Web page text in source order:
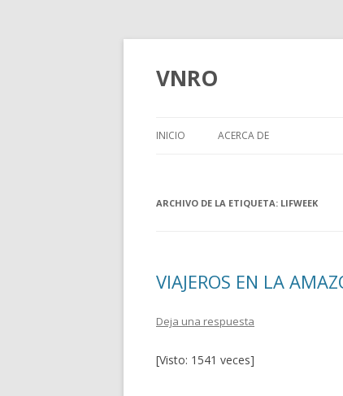
VNRO
INICIO ACERCA DE
ARCHIVO DE LA ETIQUETA: LIFWEEK
VIAJEROS EN LA
Deja una respuesta
[Visto: 1541 veces]